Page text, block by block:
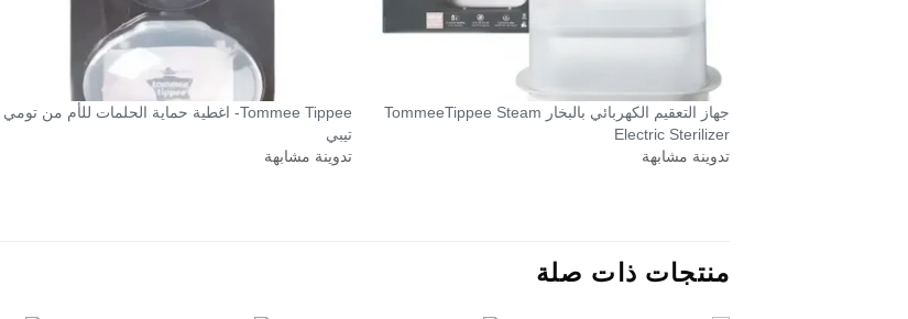
جهاز التعقيم الكهربائي بالبخار TommeeTippee Steam
Electric Sterilizer
تدوينة مشابهة
Tommee Tippee- اغطية حماية الحلمات للأم من تومي
تيبي
تدوينة مشابهة
منتجات ذات صلة